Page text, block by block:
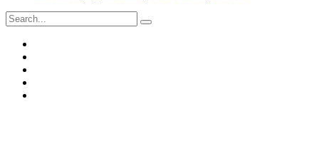
Search
for: